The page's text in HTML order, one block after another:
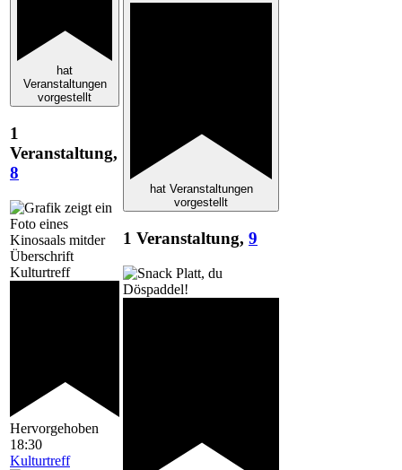
hat
Veranstaltungen
vorgestellt
1
Veranstaltung,
8
Hervorgehoben
18:30
Kulturtreff
hat Veranstaltungen
vorgestellt
1 Veranstaltung, 9